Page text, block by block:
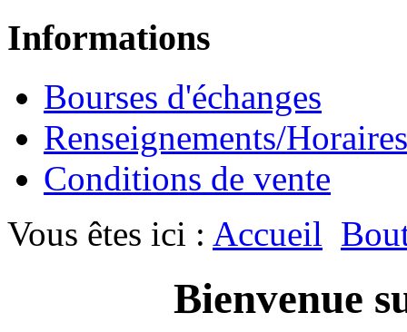
Informations
Bourses d'échanges
Renseignements/Horaires
Conditions de vente
Vous êtes ici : Accueil
Bienvenue